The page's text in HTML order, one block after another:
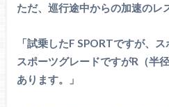
ただ、巡行途中からの加速のレ
「試乗したF SPORTですが、
スポーツグレードですがR（半
あります。」